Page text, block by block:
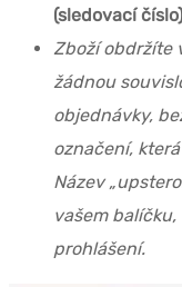
(sledovací
Zboží obdržíte
žádnou
objednávky,
označení,
Název
vašem
prohlášení.